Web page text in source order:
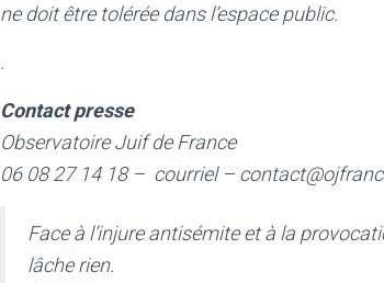
ne doit être tolérée dans l’espace public.
.
Contact presse
Observatoire Juif de France
06 08 27 14 18 – courriel –
Face à l’injure antisémite et à la
lâche rien.